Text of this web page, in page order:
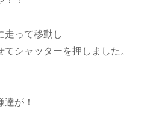
走って移動し
シャッターを押しました。
が！